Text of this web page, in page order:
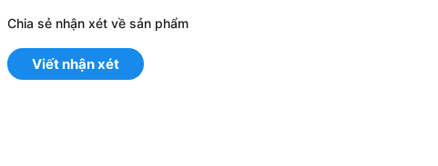
Chia sẻ nhận xét về sản phẩm
Viết nhận xét